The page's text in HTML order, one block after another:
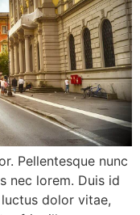
Pellentesque nunc
nec lorem. Duis id
dolor vitae,